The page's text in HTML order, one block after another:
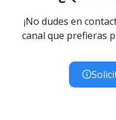
¡No dudes en
canal que prefieras